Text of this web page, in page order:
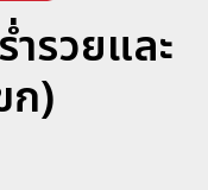
รวยและ
ก)